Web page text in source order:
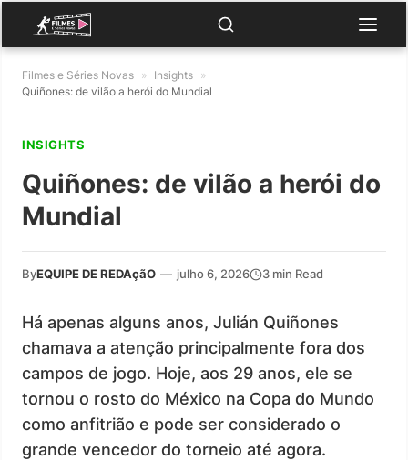
Filmes e Séries Novas » Insights »
Quiñones: de vilão a herói do Mundial
INSIGHTS
Quiñones: de vilão a herói do
Mundial
ByEQUIPE DE REDAçãO — julho 6, 2026 3 min Read
Há apenas alguns anos, Julián Quiñones
chamava a atenção principalmente fora dos
campos de jogo. Hoje, aos 29 anos, ele se
tornou o rosto do México na Copa do Mundo
como anfitrião e pode ser considerado o
grande vencedor do torneio até agora.